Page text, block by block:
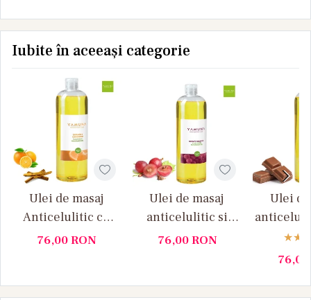
Iubite în aceeași categorie
Ulei de masaj
Anticelulitic cu
Portocale si
76,00RON
Ulei de masaj
anticelulitic si
drenant Samburi
76,00RON
Ulei
si
76,00